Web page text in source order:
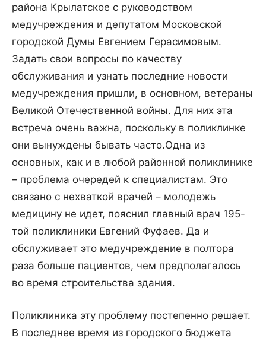
района Крылатское с руководством
медучреждения и депутатом Московской
городской Думы Евгением Герасимовым.
Задать свои вопросы по качеству
обслуживания и узнать последние новости
медучреждения пришли, в основном, ветераны
Великой Отечественной войны. Для них эта
встреча очень важна, поскольку в поликлинке
они вынуждены бывать часто.Одна из
основных, как и в любой районной поликлинике
– проблема очередей к специалистам. Это
связано с нехваткой врачей – молодежь
медицину не идет, пояснил главный врач 195-
той поликлиники Евгений Фуфаев. Да и
обслуживает это медучреждение в полтора
раза больше пациентов, чем предполагалось
во время строительства здания.
Поликлиника эту проблему постепенно решает.
В последнее время из городского бюджета